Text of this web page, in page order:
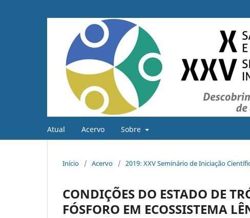
Atual Acervo Sobre
Início / Acervo / 2019: XXV Seminário de Iniciação
CONDIÇÕES DO ESTADO DE
FÓSFORO EM ECOSSISTEMA